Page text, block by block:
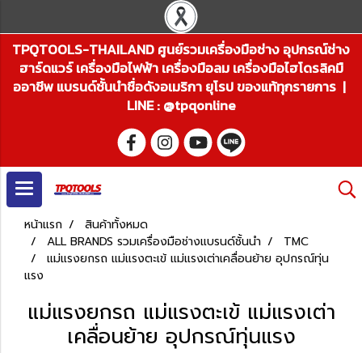
TPQTOOLS-THAILAND ศูนย์รวมเครื่องมือช่าง อุปกรณ์ช่าง
ฮาร์ดแวร์ เครื่องมือไฟฟ้า เครื่องมือลม เครื่องมือไฮโดรลิคมื
ออาชีพ แบรนด์ชั้นนำชื่อดังอเมริกา ยุโรป ของแท้ทุกรายการ |
LINE : @tpqonline
หน้าแรก
สินค้าทั้งหมด
ALL BRANDS รวมเครื่องมือช่างแบรนด์ชั้นนำ
TMC
แม่แรงยกรถ แม่แรงตะเข้ แม่แรงเต่าเคลื่อนย้าย อุปกรณ์ทุ่น
แรง
แม่แรงยกรถ แม่แรงตะเข้ แม่แรงเต่า
เคลื่อนย้าย อุปกรณ์ทุ่นแรง